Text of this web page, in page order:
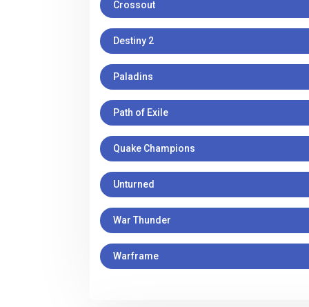
Crossout
Destiny 2
Paladins
Path of Exile
Quake Champions
Unturned
War Thunder
Warframe